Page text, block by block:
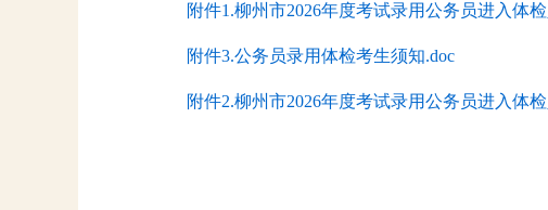
附件1.柳州市2026年度考试录用公务员进入体
附件3.公务员录用体检考生须知.doc
附件2.柳州市2026年度考试录用公务员进入体